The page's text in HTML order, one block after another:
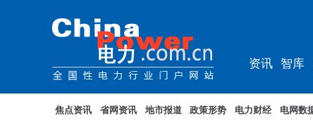
资讯 智库
焦点资讯 省网资讯 地市报道 政策形势 电力财经 电网数